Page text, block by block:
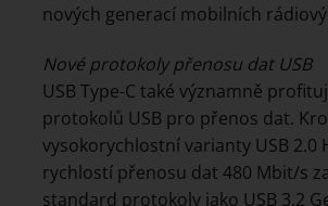
nových generací mobilních
Nové protokoly přenosu dat USB
USB Type-C také významně
protokolů USB pro přenos dat.
vysokorychlostní varianty USB 2.0
rychlostí přenosu dat 480 Mbit/s
standard protokoly jako USB 3.2